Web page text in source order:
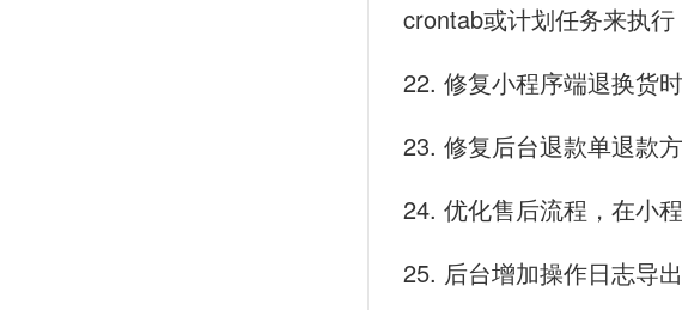
crontab或计划任务来执行
22. 修复小程序端退换货
23. 修复后台退款单退款
24. 优化售后流程，在小
25. 后台增加操作日志导出